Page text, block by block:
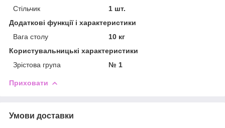
Стільчик
1 шт.
Додаткові функції і характеристики
Вага столу
10 кг
Користувальницькі характеристики
Зрістова група
№ 1
Приховати
Умови доставки